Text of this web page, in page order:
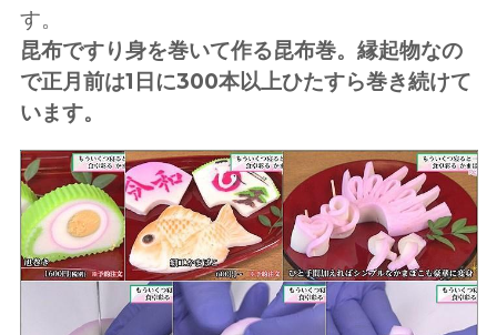
す。
昆布ですり身を巻いて作る昆布巻。縁起物なの
で正月前は1日に300本以上ひたすら巻き続けて
います。